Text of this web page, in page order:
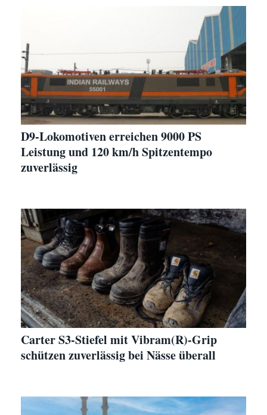
D9-Lokomotiven erreichen 9000 PS
Leistung und 120 km/h Spitzentempo
zuverlässig
Carter S3-Stiefel mit Vibram(R)-Grip
schützen zuverlässig bei Nässe überall